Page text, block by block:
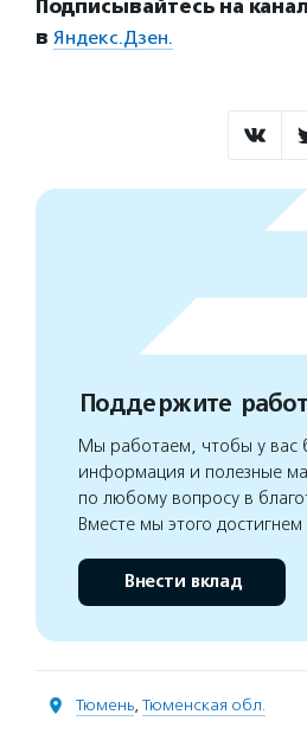
Подписывайтесь на
в Яндекс.Дзен.
Поддержите
Мы работаем, чтобы у вас
информация и полезные
по любому вопросу в
Вместе мы этого достигнем
Внести вклад
Тюмень, Тюменская обл.